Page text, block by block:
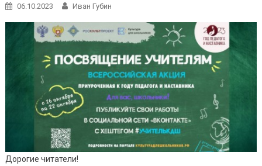
06.10.2023 Иван Губин
Дорогие читатели!